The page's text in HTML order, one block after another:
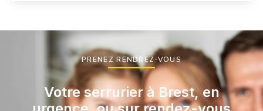
PRENEZ RENDREZ-VOUS
Votre serrurier à Brest, en